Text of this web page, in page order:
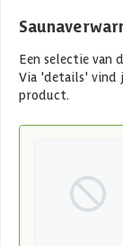
Een selectie van
Via 'details' vind
product.